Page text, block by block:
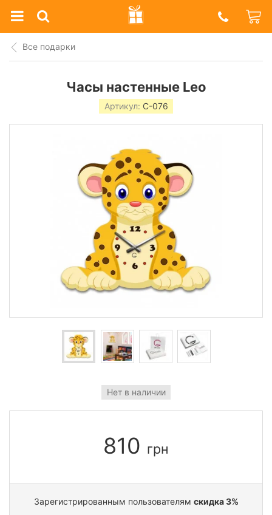
Prazdnik
Shop
Все подарки
Часы настенные Leo
Артикул: C-076
Нет в наличии
810 грн
Зарегистрированным пользователям скидка 3%